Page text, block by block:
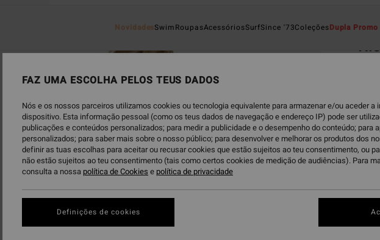
NovidadesSwimRoupasAcessóriosSurfSince '73ColeçõesDupla Promo
Paga
Cor
FAZ UMA ESCOLHA PELOS TEUS DADOS
Nós e os nossos parceiros utilizamos cookies ou tecnologia equivalente para armazenar e/ou aceder a
dispositivo. Esta informação pessoal (como os teus dados de navegação e endereço IP) pode ser
publicações e conteúdos personalizados; para medir a publicidade e o desempenho do conteúdo; para
personalizados; para saber mais sobre o nosso público; para desenvolver e melhorar os produtos dos
definir as tuas escolhas para aceitar ou recusar cookies que estão sujeitos ao teu consentimento, ou
não estão sujeitos ao teu consentimento (tais como certos cookies de medição de audiências). Para
consulta a nossa política de Cookies e política de privacidade
Definições de cookies